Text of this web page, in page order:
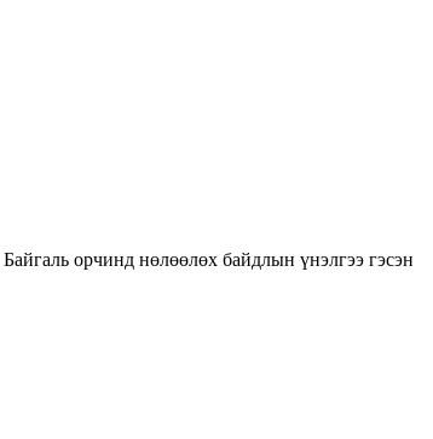
орчинд нөлөөлөх байдлын үнэлгээ гэсэн